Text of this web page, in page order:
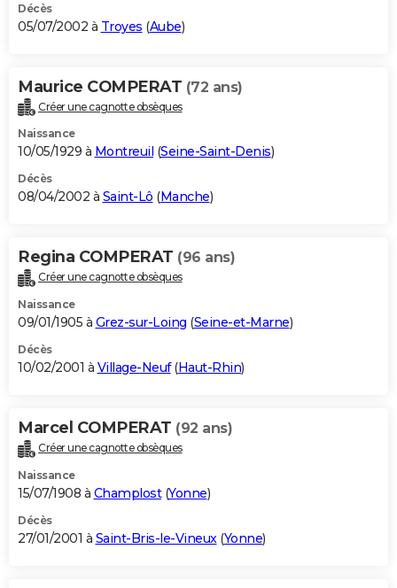
Décès
05/07/2002 à Troyes (Aube)
Maurice COMPERAT (72 ans)
Créer une cagnotte obsèques
Naissance
10/05/1929 à Montreuil (Seine-Saint-Denis)
Décès
08/04/2002 à Saint-Lô (Manche)
Regina COMPERAT (96 ans)
Créer une cagnotte obsèques
Naissance
09/01/1905 à Grez-sur-Loing (Seine-et-Marne)
Décès
10/02/2001 à Village-Neuf(Haut-Rhin)
Marcel COMPERAT (92 ans)
Créer une cagnotte obsèques
Naissance
15/07/1908 à Champlost(Yonne)
Décès
27/01/2001 à Saint-Bris-le-Vineux(Yonne)